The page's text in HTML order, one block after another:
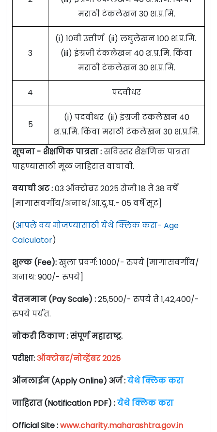
मराठी टंकलेखन 30 श.प्र.मि.
3
(i) 10वी उत्तीर्ण (ii) लघुलेखन 100 श.प्र.मि.
(iii) इंग्रजी टंकलेखन 40 श.प्र.मि. किंवा
मराठी टंकलेखन 30 श.प्र.मि.
4 पदवीधर
5
(i) पदवीधर (ii) इंग्रजी टंकलेखन 40
श.प्र.मि. किंवा मराठी टंकलेखन 30 श.प्र.मि.
सूचना - शैक्षणिक पात्रता :सविस्तर शैक्षणिक पात्रता
पाहण्यासाठी मूळ जाहिरात वाचावी.
वयाची अट :03 ऑक्टोबर 2025 रोजी 18 ते 38 वर्षे
[मागासवर्गीय/अनाथ/आ.दू.घ.- 05 वर्षे सूट]
(आपले वय मोजण्यासाठी येथे क्लिक करा- Age
Calculator)
शुल्क (Fee):खुला प्रवर्ग: 1000/- रुपये [मागासवर्गीय/
अनाथ: 900/- रुपये]
वेतनमान (Pay Scale) :25,500/- रुपये ते 1,42,400/-
रुपये पर्यंत.
नोकरी ठिकाण : संपूर्ण महाराष्ट्र.
परीक्षा: ऑक्टोबर/नोव्हेंबर 2025
ऑनलाईन (Apply Online) अर्ज :येथे क्लिक करा
जाहिरात (Notification PDF) :येथे क्लिक करा
Official Site :www.charity.maharashtra.gov.in